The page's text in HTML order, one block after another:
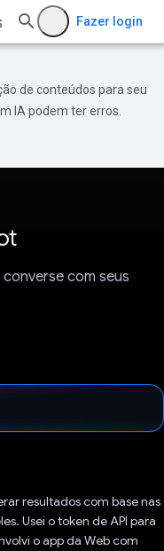
Fazer login
de conteúdos para seu
IA podem ter erros.
com seus
resultados com base nas
Usei o token de API para
o app da Web com